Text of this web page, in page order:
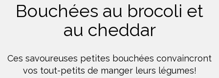
Bouchées au brocoli et
au cheddar
Ces savoureuses petites bouchées convaincront
vos tout-petits de manger leurs légumes!